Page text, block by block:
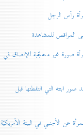
رأس الرجل
للمشاهدة
غير محجّبة للإلصاق في
ابنته التي التقطتها قبل
في البيئة الأمريكيّة